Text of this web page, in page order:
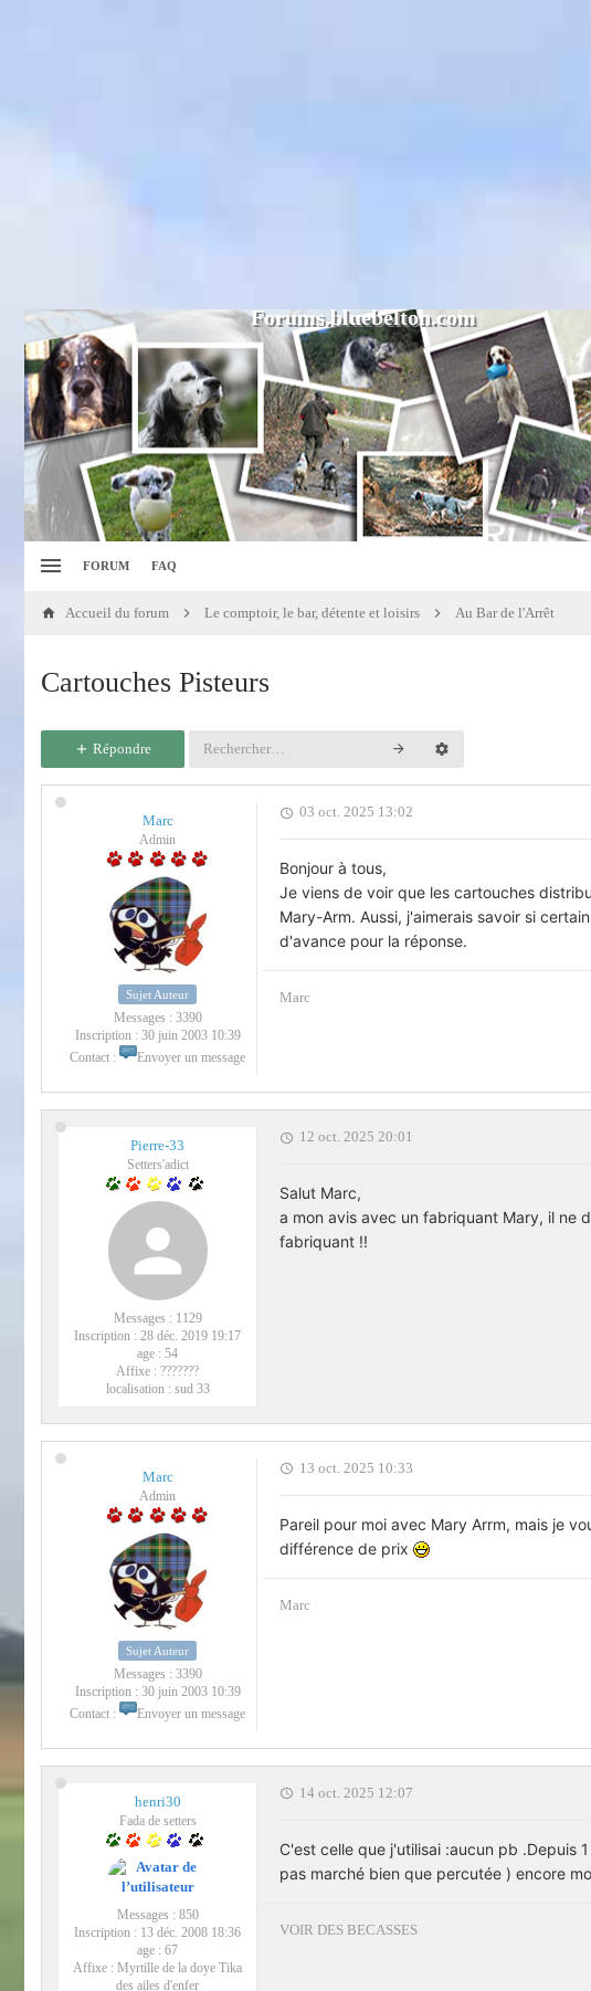
Forums.bluebelton.com
FORUM FAQ
Accueil du forum Le comptoir, le bar, détente et loisirs Au Bar de l'Arrêt
Cartouches Pisteurs
Répondre
Marc
Admin
Sujet Auteur
Messages : 3390
Inscription : 30 juin 2003 10:39
Contact :
Envoyer un message
03 oct. 2025 13:02
Bonjour à tous,
Je viens de voir que les cartouches
Mary-Arm. Aussi, j'aimerais savoir si
d'avance pour la réponse.
Marc
Pierre-33
Setters'adict
Messages : 1129
Inscription : 28 déc. 2019 19:17
age : 54
Affixe : ???????
localisation : sud 33
12 oct. 2025 20:01
Salut Marc,
a mon avis avec un fabriquant Mary, il ne
fabriquant !!
Marc
Admin
Sujet Auteur
Messages : 3390
Inscription : 30 juin 2003 10:39
Contact :
Envoyer un message
13 oct. 2025 10:33
Pareil pour moi avec Mary Arrm, mais je
différence de prix
Marc
henri30
Fada de setters
Messages : 850
Inscription : 13 déc. 2008 18:36
age : 67
Affixe : Myrtille de la doye Tika
des ailes d'enfer
14 oct. 2025 12:07
C'est celle que j'utilisai :aucun pb .Depuis
pas marché bien que percutée ) encore
VOIR DES BECASSES